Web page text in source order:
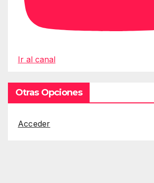
Ir al canal
Otras Opciones
Acceder